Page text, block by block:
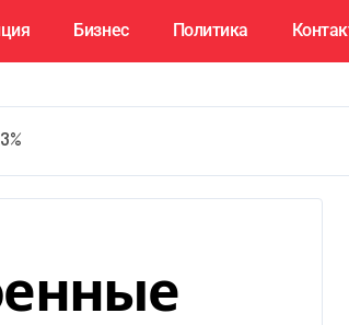
Бизнес Политика